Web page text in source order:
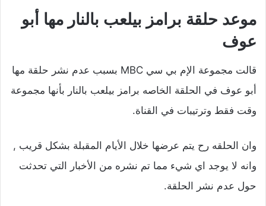
موعد حلقة برامز بيلعب بالنار مها أبو
عوف
قالت مجموعة الإم بي سي MBC بسبب عدم نشر حلقة مها
أبو عوف في الحلقة الخاصه برامز بيلعب بالنار بأنها مجموعة
وقت فقط وترتيبات في القناة.
وان الحلقه رح يتم عرضها خلال الأيام المقبلة بشكل قريب ,
وانه لا يوجد اي شيء مما تم نشره من الأخبار التي تحدثت
حول عدم نشر الحلقة.